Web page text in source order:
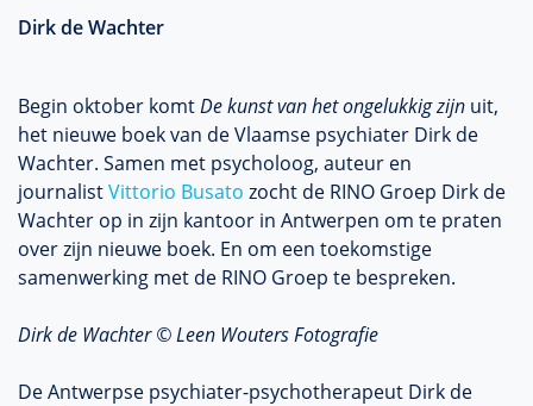
Dirk de Wachter
Begin oktober komtDe kunst van het ongelukkig zijn uit,
het nieuwe boek van de Vlaamse psychiater Dirk de
Wachter. Samen met psycholoog, auteur en
journalistVittorio Busato zocht de RINO Groep Dirk de
Wachter op in zijn kantoor in Antwerpen om te praten
over zijn nieuwe boek. En om een toekomstige
samenwerking met de RINO Groep te bespreken.
Dirk de Wachter © Leen Wouters Fotografie
De Antwerpse psychiater-psychotherapeut Dirk de